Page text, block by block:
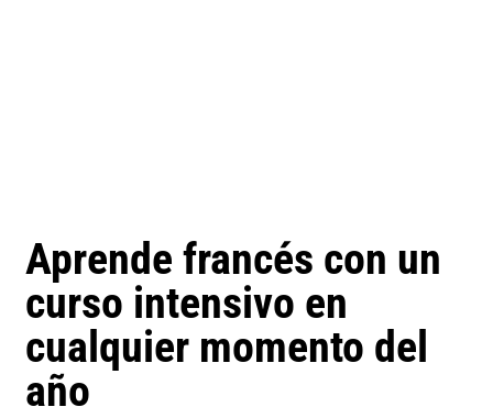
Aprende francés con un
curso intensivo en
cualquier momento del
año